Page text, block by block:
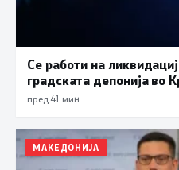
Се работи на
градската депонија во
пред 41 мин.
МАКЕДОНИЈА